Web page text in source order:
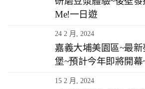
Me!一日遊
24 2 月, 2024
嘉義大埔美園區~最
堡~預計今年即將開
15 2 月, 2024